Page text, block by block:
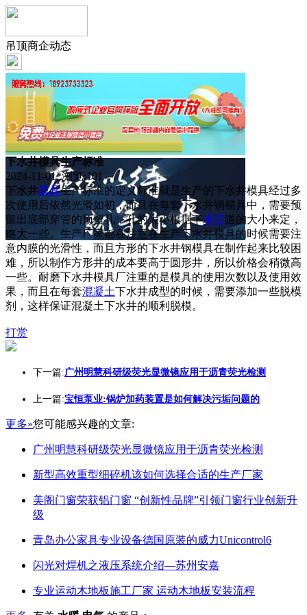
吊顶商企动态
下水井模具生产标准
2024-11-01 浏览:101
下水井模具生产标准的定义标准就是生产的下水井模具经过多
次使用后依然光滑如初，而且在每套下水井钢模具中，需要预
留出底部穿管的预留孔，孔的大小根据下水管道的大小来定，
略大一些。生产厂家都在注意在生产下水井模具的时候需要注
意内膜的光滑性，而且方形的下水井钢模具在制作起来比较困
难，所以制作方形井的成本要高于圆形井，所以价格会稍微高
一些。耐磨下水井模具厂注重的是模具的使用次数以及使用效
果，而且在每套混凝土下水井成型的时候，需要添加一些脱模
剂，这样保证混凝土下水井的顺利脱模。
打赏
下一篇:广州明慧科研级荧光显微镜应用于沥青荧光检测
上一篇:宝恒泵业:锅炉加药装置是如何解决污垢问题的
更多»您可能感兴趣的文章:
广州明慧科研级荧光显微镜应用于沥青荧光检测
新型高效重型细碎机该如何选择合适的生产厂家
美阁门窗荣获铝门窗 “创新性品牌”引领门窗行业创新升
级
青岛办公家具专业设备德国原装的威力Unicontrol6
闪光对焊机之液压系统介绍—苏州安嘉
专业运动木地板施工厂家 运动木地板安装流程